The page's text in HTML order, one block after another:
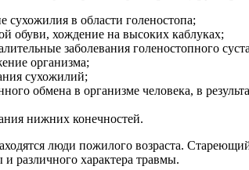
сухожилия в области голеностопа;
обуви, хождение на высоких каблуках;
заболевания голеностопного
организма;
сухожилий;
обмена в организме человека, в
нижних конечностей.
люди пожилого возраста.
различного характера травмы.